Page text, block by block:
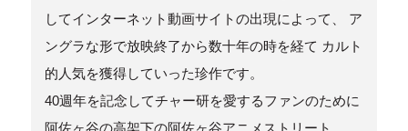
してインターネット動画サイトの出現によって、 ア
ングラな形で放映終了から数十年の時を経て カルト
的人気を獲得していった珍作です。
40週年を記念してチャー研を愛するファンのために
阿佐ヶ谷の高架下の阿佐ヶ谷アニメストリート